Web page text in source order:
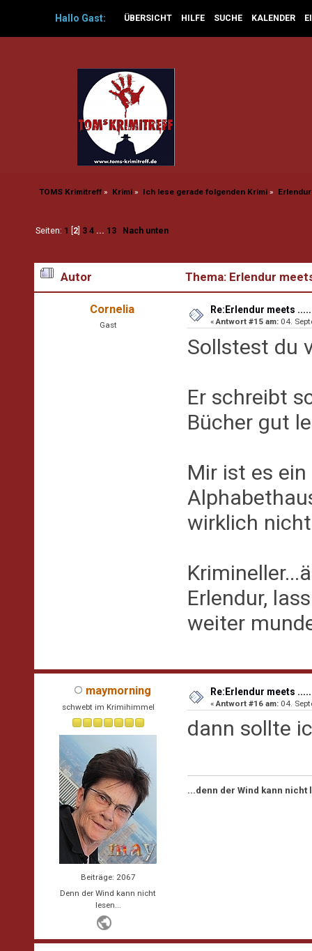
Hallo Gast: ÜBERSICHT HILFE SUCHE KALENDER
TOMS Krimitreff» Krimi» Ich lese gerade folgenden Krimi»
Seiten: 1 2 3 4 ... 13 Nach unten
Autor Thema: Erlendur
Cornelia
Gast
Re:Erlendur meets .....
«Antwort #15 am: 04.
Sollstest du
Er schreibt
Bücher gut
Mir ist es
wirklich
Erlendur,
weiter
maymorning
schwebt im Krimihimmel
Beiträge: 2067
Denn der Wind kann nicht
lesen...
Re:Erlendur meets .....
«Antwort #16 am: 04.
dann sollte
...denn der Wind kann nicht